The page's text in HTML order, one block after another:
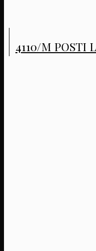
4110/M POSTI